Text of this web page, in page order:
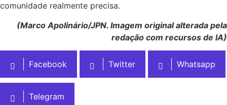
comunidade realmente precisa.
(Marco Apolinário/JPN. Imagem original alterada pela
redação com recursos de IA)
Facebook Twitter Whatsapp
Telegram